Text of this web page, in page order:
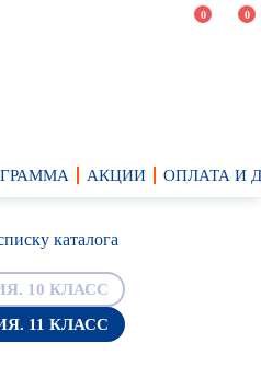
0 0
АКЦИИ ОПЛАТА И
каталога
10 КЛАСС
11 КЛАСС